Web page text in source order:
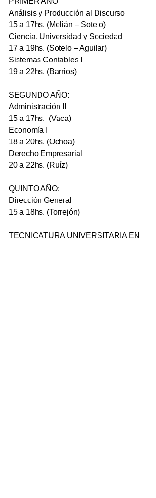
Análisis y Producción al Discurso
15 a 17hs. (Melián – Sotelo)
Ciencia, Universidad y Sociedad
17 a 19hs. (Sotelo – Aguilar)
Sistemas Contables I
19 a 22hs. (Barrios)
SEGUNDO AÑO:
Administración II
15 a 17hs.  (Vaca)
Economía I
18 a 20hs. (Ochoa)
Derecho Empresarial
20 a 22hs. (Ruíz)
QUINTO AÑO:
Dirección General
15 a 18hs. (Torrejón)
TECNICATURA UNIVERSITARIA EN